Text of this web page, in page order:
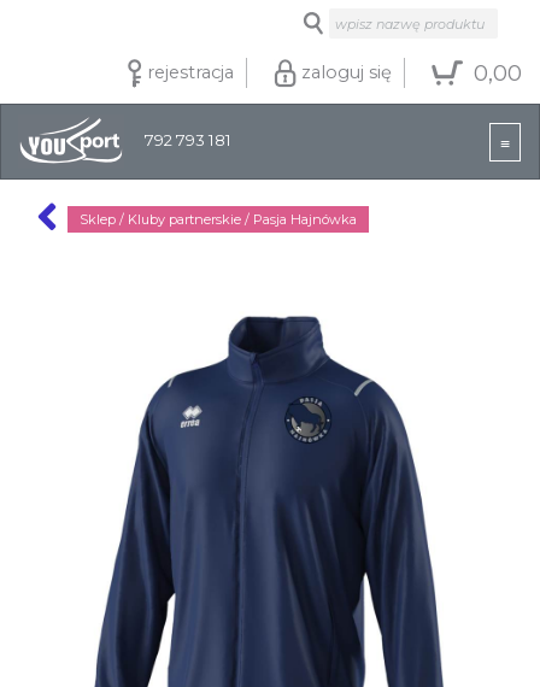
rejestracja zaloguj się 0,00
792 793 181
Sklep / Kluby partnerskie / Pasja Hajnówka